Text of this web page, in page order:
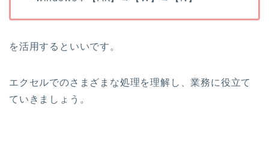
を活用するといいです。
エクセルでのさまざまな処理を理解し、業務に役立て
ていきましょう。